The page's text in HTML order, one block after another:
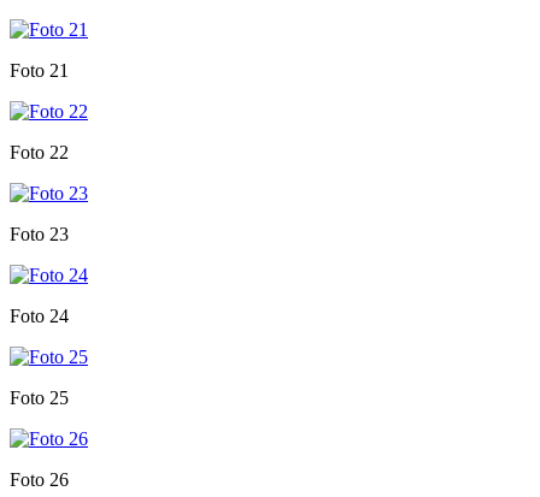
Foto 21
Foto 22
Foto 23
Foto 24
Foto 25
Foto 26